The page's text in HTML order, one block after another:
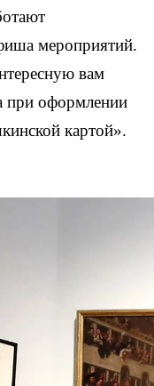
мероприятий.
вам
при оформлении
картой».